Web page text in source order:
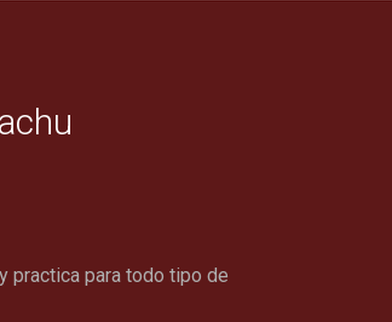
practica para todo tipo de